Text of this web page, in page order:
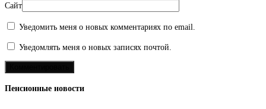
Сайт
Уведомить меня о новых комментариях по email.
Уведомлять меня о новых записях почтой.
Пенсионные новости